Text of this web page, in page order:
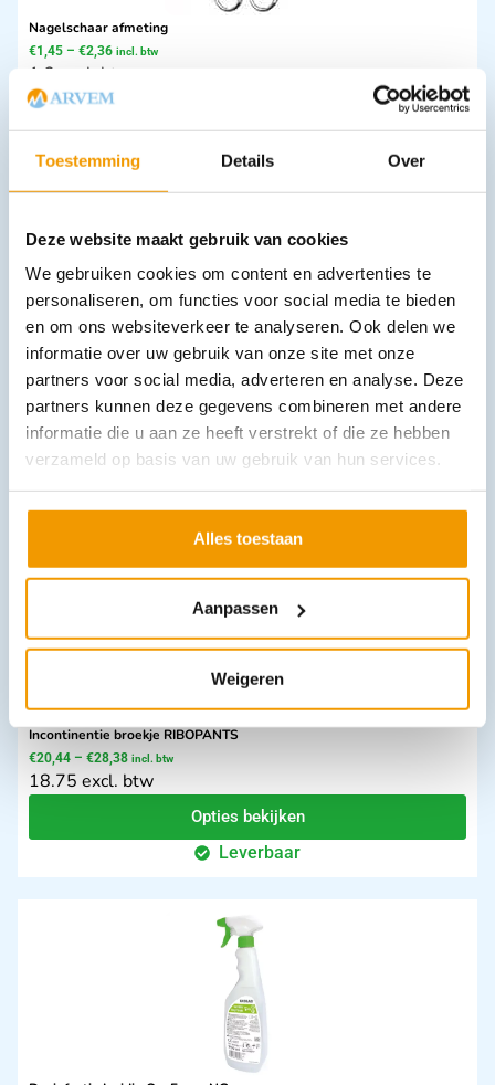
Toestemming Details Over
Deze website maakt gebruik van cookies
We gebruiken cookies om content en advertenties te
personaliseren, om functies voor social media te bieden
en om ons websiteverkeer te analyseren. Ook delen we
informatie over uw gebruik van onze site met onze
partners voor social media, adverteren en analyse. Deze
partners kunnen deze gegevens combineren met andere
informatie die u aan ze heeft verstrekt of die ze hebben
verzameld op basis van uw gebruik van hun services.
Alles toestaan
Aanpassen
Weigeren
Nagelschaar afmeting
€1,45 – €2,36 incl. btw
1.2 excl. btw
Mouwovertrekken PE in de kleur wit in doos 100 stuks
€11,97 incl. btw
9.89 excl. btw
In winkelwagen
Leverbaar
Incontinentie broekje RIBOPANTS
€20,44 – €28,38 incl. btw
18.75 excl. btw
Opties bekijken
Leverbaar